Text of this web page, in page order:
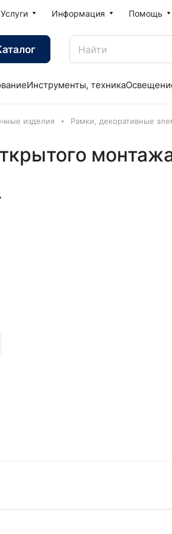
Услуги Информация Помощь
Инструменты, техника
изделия Рамки, декоративные